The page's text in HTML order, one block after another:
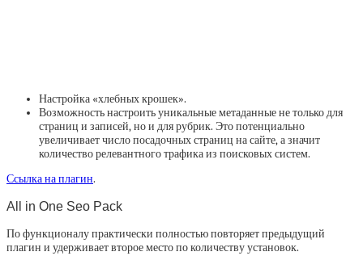
Настройка «хлебных крошек».
Возможность настроить уникальные метаданные не только для
страниц и записей, но и для рубрик. Это потенциально
увеличивает число посадочных страниц на сайте, а значит
количество релевантного трафика из поисковых систем.
Ссылка на плагин.
All in One Seo Pack
По функционалу практически полностью повторяет предыдущий
плагин и удерживает второе место по количеству установок.